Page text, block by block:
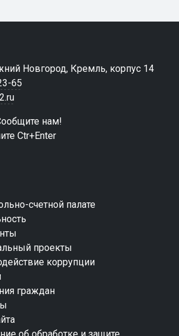
Новгород, Кремль, корпус 14
65
нам!
Ctr+Enter
счетной палате
проекты
коррупции
граждан